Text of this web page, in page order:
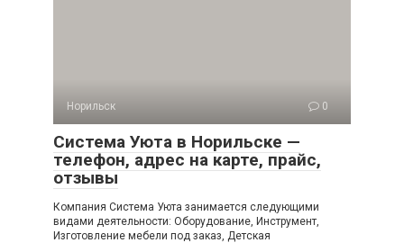
Норильск 0
Система Уюта в Норильске —
телефон, адрес на карте, прайс,
отзывы
Компания Система Уюта занимается следующими
видами деятельности: Оборудование, Инструмент,
Изготовление мебели под заказ, Детская